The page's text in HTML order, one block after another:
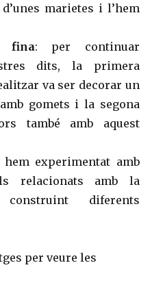
marietes i l’hem
fina: per continuar
dits, la primera
va ser decorar un
gomets i la segona
també amb aquest
hem experimentat amb
relacionats amb la
diferents
per veure les